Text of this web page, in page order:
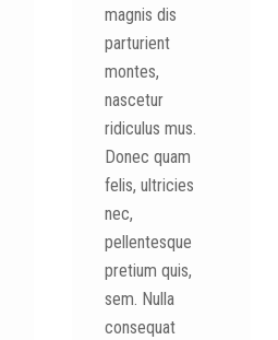
magnis dis
parturient
montes,
nascetur
ridiculus mus.
Donec quam
felis, ultricies
nec,
pellentesque
pretium quis,
sem. Nulla
consequat